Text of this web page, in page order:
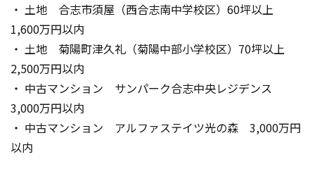
・ 土地　合志市須屋（西合志南中学校区）60坪以上
1,600万円以内
・ 土地　菊陽町津久礼（菊陽中部小学校区）70坪以上
2,500万円以内
・ 中古マンション　サンパーク合志中央レジデンス
3,000万円以内
・ 中古マンション　アルファステイツ光の森　3,000万円
以内